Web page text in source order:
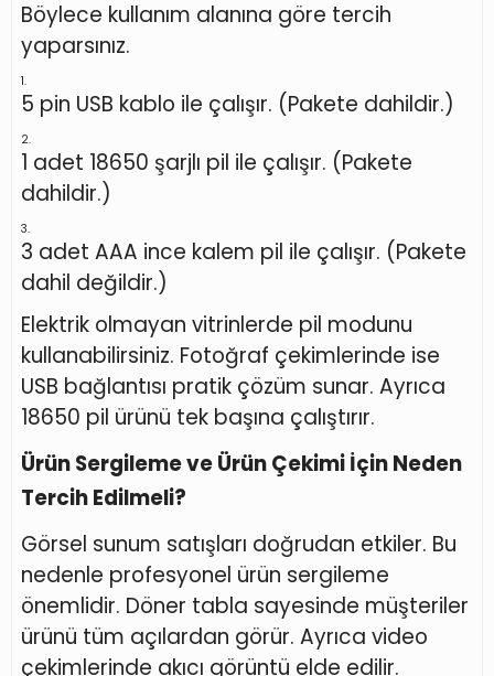
Böylece kullanım alanına göre tercih
yaparsınız.
5 pin USB kablo ile çalışır. (Pakete dahildir.)
1 adet 18650 şarjlı pil ile çalışır. (Pakete
dahildir.)
3 adet AAA ince kalem pil ile çalışır. (Pakete
dahil değildir.)
Elektrik olmayan vitrinlerde pil modunu
kullanabilirsiniz. Fotoğraf çekimlerinde ise
USB bağlantısı pratik çözüm sunar. Ayrıca
18650 pil ürünü tek başına çalıştırır.
Ürün Sergileme ve Ürün Çekimi İçin Neden
Tercih Edilmeli?
Görsel sunum satışları doğrudan etkiler. Bu
nedenle profesyonel ürün sergileme
önemlidir. Döner tabla sayesinde müşteriler
ürünü tüm açılardan görür. Ayrıca video
çekimlerinde akıcı görüntü elde edilir.